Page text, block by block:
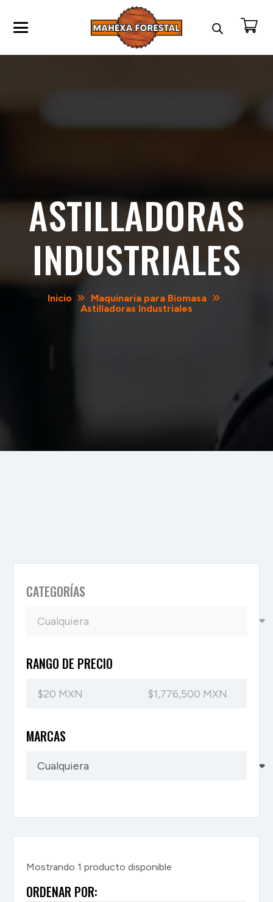
ASTILLADORAS
INDUSTRIALES
Inicio
Maquinaria para Biomasa
Astilladoras Industriales
CATEGORÍAS
RANGO DE PRECIO
MARCAS
Mostrando 1 producto disponible
ORDENAR POR: